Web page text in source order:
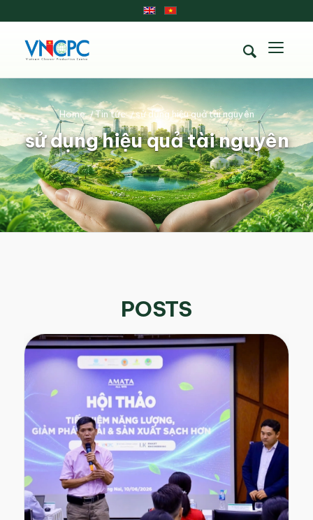
sử dụng hiệu quả tài nguyên
Home /Tin tức /sử dụng hiệu quả tài nguyên
POSTS